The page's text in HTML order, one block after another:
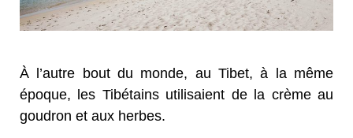
À l’autre bout du monde, au Tibet, à la même
époque, les Tibétains utilisaient de la crème au
goudron et aux herbes.